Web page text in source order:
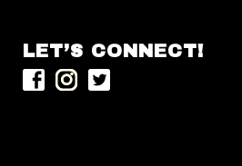
LET’S CONNECT!